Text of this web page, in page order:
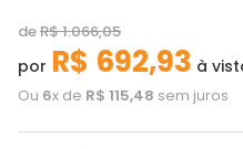
deR$1.066,05
por R$ 692,93 à
Ou 6x de R$ 115,48 sem juros